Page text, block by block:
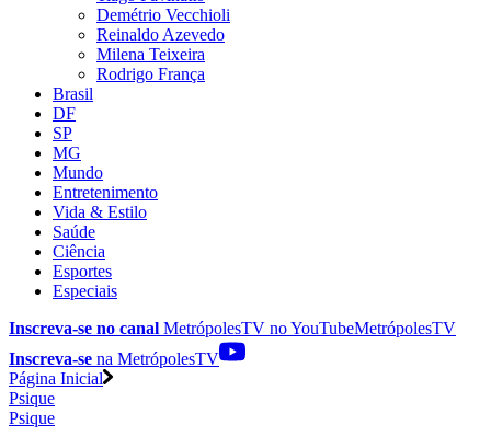
Demétrio Vecchioli
Reinaldo Azevedo
Milena Teixeira
Rodrigo França
Brasil
DF
SP
MG
Mundo
Entretenimento
Vida & Estilo
Saúde
Ciência
Esportes
Especiais
Inscreva-se no canal MetrópolesTV noYouTubeMetrópolesTV
Inscreva-se na MetrópolesTV
Página Inicial
Psique
Psique